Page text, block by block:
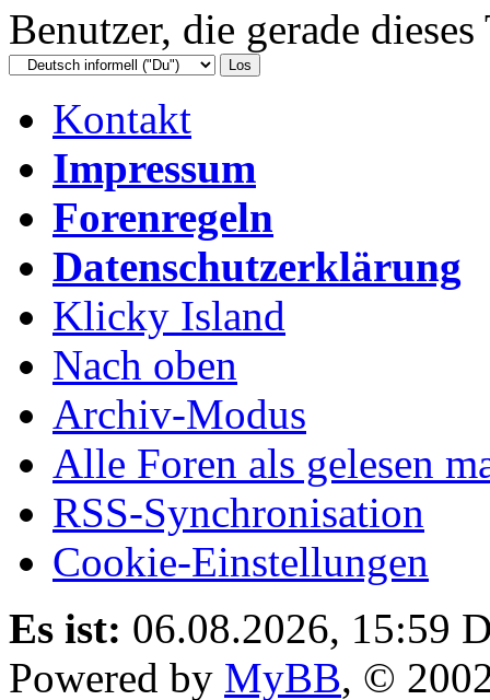
Benutzer, die gerade
Kontakt
Impressum
Forenregeln
Datenschutzerklärung
Klicky Island
Nach oben
Archiv-Modus
Alle Foren als gelesen
RSS-Synchronisation
Cookie-Einstellungen
Es ist: 06.08.2026, 15:59
Powered by MyBB, ©